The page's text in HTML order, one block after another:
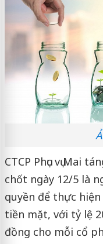
CTCP Phục vụ Mai
chốt ngày 12/5 là
quyền để thực
tiền mặt, với tỷ lệ
đồng cho mỗi cổ